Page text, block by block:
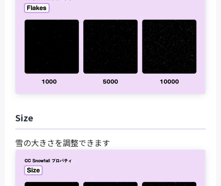
Size
雪の大きさを調整できます